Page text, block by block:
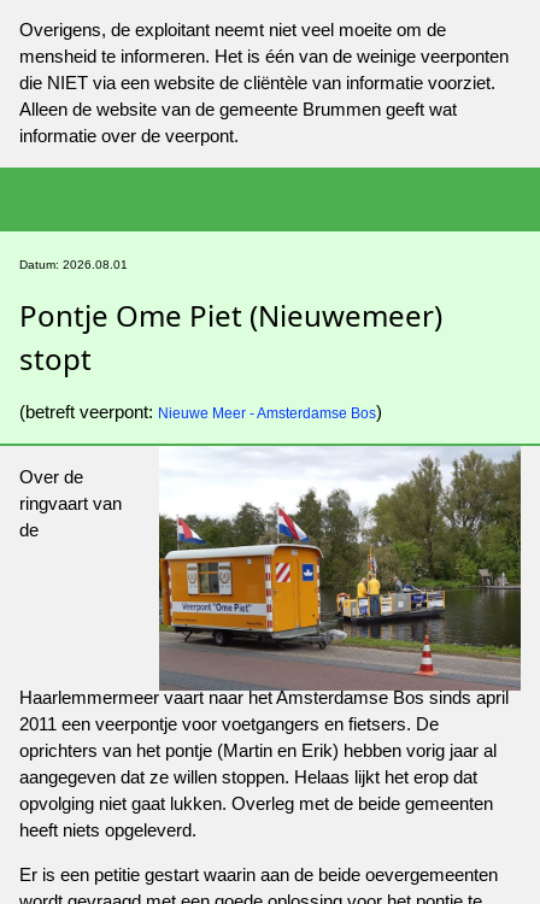
Overigens, de exploitant neemt niet veel moeite om de
mensheid te informeren. Het is één van de weinige veerponten
die NIET via een website de cliëntèle van informatie voorziet.
Alleen de website van de gemeente Brummen geeft wat
informatie over de veerpont.
Datum: 2026.08.01
Pontje Ome Piet (Nieuwemeer)
stopt
(betreft veerpont: Nieuwe Meer - Amsterdamse Bos)
Over de
ringvaart van
de
Haarlemmermeer vaart naar het Amsterdamse Bos sinds april
2011 een veerpontje voor voetgangers en fietsers. De
oprichters van het pontje (Martin en Erik) hebben vorig jaar al
aangegeven dat ze willen stoppen. Helaas lijkt het erop dat
opvolging niet gaat lukken. Overleg met de beide gemeenten
heeft niets opgeleverd.
Er is een petitie gestart waarin aan de beide oevergemeenten